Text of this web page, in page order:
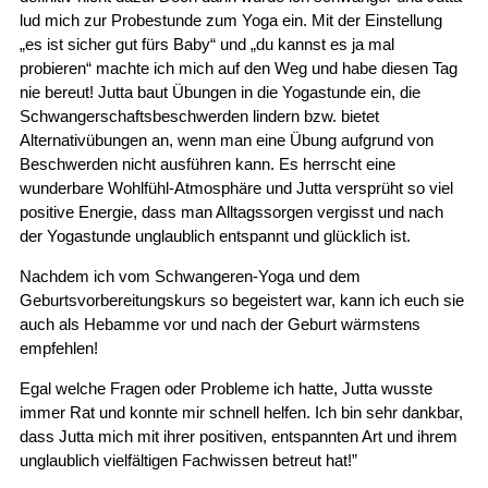
lud mich zur Probestunde zum Yoga ein. Mit der Einstellung
„es ist sicher gut fürs Baby“ und „du kannst es ja mal
probieren“ machte ich mich auf den Weg und habe diesen Tag
nie bereut! Jutta baut Übungen in die Yogastunde ein, die
Schwangerschaftsbeschwerden lindern bzw. bietet
Alternativübungen an, wenn man eine Übung aufgrund von
Beschwerden nicht ausführen kann. Es herrscht eine
wunderbare Wohlfühl-Atmosphäre und Jutta versprüht so viel
positive Energie, dass man Alltagssorgen vergisst und nach
der Yogastunde unglaublich entspannt und glücklich ist.
Nachdem ich vom Schwangeren-Yoga und dem
Geburtsvorbereitungskurs so begeistert war, kann ich euch sie
auch als Hebamme vor und nach der Geburt wärmstens
empfehlen!
Egal welche Fragen oder Probleme ich hatte, Jutta wusste
immer Rat und konnte mir schnell helfen. Ich bin sehr dankbar,
dass Jutta mich mit ihrer positiven, entspannten Art und ihrem
unglaublich vielfältigen Fachwissen betreut hat!”